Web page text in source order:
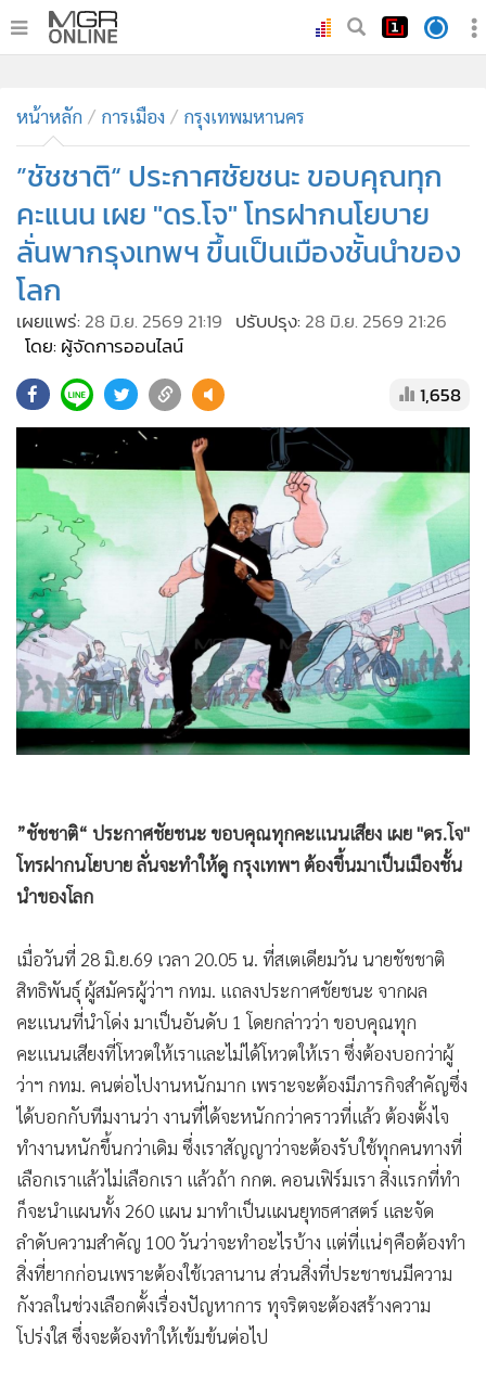
• ทันเหตุการณ์
• ภาคใต้
ภูมิภาค
• Online Section
• บันเทิง
• ผู้จัดการรายวัน
• คอลัมนิสต์
ละคร
• CbizReview
Cyber BIZ
ผู้จัดกวน
Good health & Well-being
• Green Innovation & SD
Management & HR
MGR Live
• Infographic
• การเมือง
• ท่องเที่ยว
• กีฬา
• ต่างประเทศ
• เศรษฐกิจ-ธุรกิจ
• จีน
• ชุมชน-คุณภาพชีวิต
• Motoring
• เกม
• วิทยาศาสตร์
• SMEs
• หุ้น
• อินโดจีน
• กองทุนรวม
• Celeb Online
• Factcheck
• ญี่ปุ่น
•
News1
• Gotomanager
หน้าหลัก การเมือง กรุงเทพมหานคร
”ชัชชาติ“ ประกาศชัยชนะ ขอบคุณทุก
คะแนน เผย "ดร.โจ" โทรฝากนโยบาย
ลั่นพากรุงเทพฯ ขึ้นเป็นเมืองชั้นนำของ
โลก
เผยแพร่:28 มิ.ย. 2569 21:19 ปรับปรุง:28 มิ.ย. 2569 21:26
โดย: ผู้จัดการออนไลน์
1,658
”ชัชชาติ“ ประกาศชัยชนะ ขอบคุณทุกคะแนนเสียง เผย "ดร.โจ"
โทรฝากนโยบาย ลั่นจะทำให้ดู กรุงเทพฯ ต้องขึ้นมาเป็นเมืองชั้น
นำของโลก
เมื่อวันที่ 28 มิ.ย.69 เวลา 20.05 น. ที่สเตเดียมวัน นายชัชชาติ
สิทธิพันธุ์ ผู้สมัครผู้ว่าฯ กทม. แถลงประกาศชัยชนะ จากผล
คะแนนที่นำโด่ง มาเป็นอันดับ 1 โดยกล่าวว่า ขอบคุณทุก
คะแนนเสียงที่โหวตให้เราและไม่ได้โหวตให้เรา ซึ่งต้องบอกว่าผู้
ว่าฯ กทม. คนต่อไปงานหนักมาก เพราะจะต้องมีภารกิจสำคัญซึ่ง
ได้บอกกับทีมงานว่า งานที่ได้จะหนักกว่าคราวที่แล้ว ต้องตั้งไจ
ทำงานหนักขึ้นกว่าเดิม ซึ่งเราสัญญาว่าจะต้องรับใช้ทุกคนทางที่
เลือกเราแล้วไม่เลือกเรา แล้วถ้า กกต. คอนเฟิร์มเรา สิ่งแรกที่ทำ
ก็จะนำแผนทั้ง 260 แผน มาทำเป็นแผนยุทธศาสตร์ และจัด